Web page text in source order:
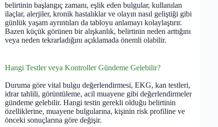
belirtinin başlangıç zamanı, eşlik eden bulgular, kullanılan
ilaçlar, alerjiler, kronik hastalıklar ve olayın nasıl geliştiği gibi
günlük yaşam ayrıntıları da tabloyu anlamayı kolaylaştırır.
Bazen küçük görünen bir alışkanlık, belirtinin neden arttığını
veya neden tekrarladığını açıklamada önemli olabilir.
Hangi Testler veya Kontroller Gündeme Gelebilir?
Duruma göre vital bulgu değerlendirmesi, EKG, kan testleri,
idrar tahlili, görüntüleme, acil muayene gibi değerlendirmeler
gündeme gelebilir. Hangi testin gerekli olduğu belirtinin
özelliklerine, muayene bulgularına, kişinin risk profiline ve
önceki sonuçlarına göre değişir.